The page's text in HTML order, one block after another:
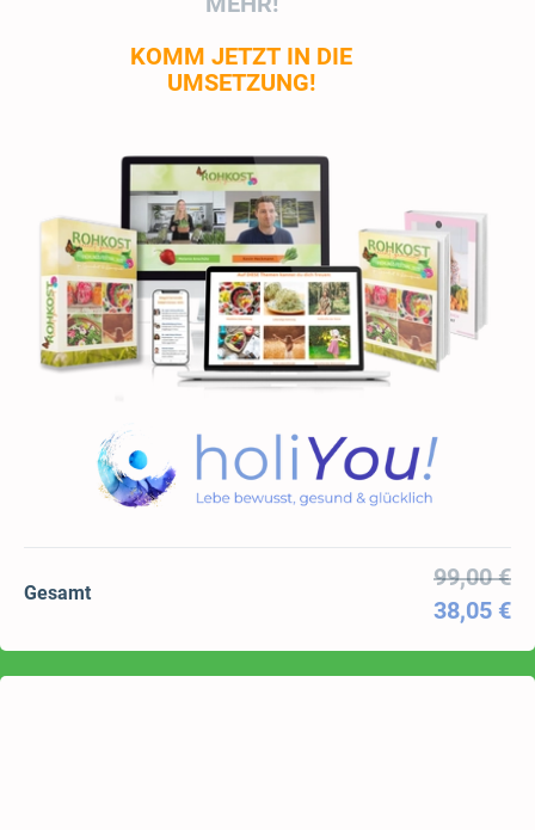
KOMM JETZT IN DIE
UMSETZUNG!
Gesamt
99,00 €
38,05 €